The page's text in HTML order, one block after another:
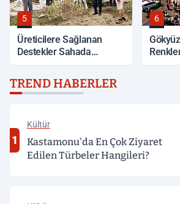
5
Üreticilere Sağlanan
Destekler Sahada
6
TREND HABERLER
1
Kültür
Kastamonu'da En Çok Ziyaret
Edilen Türbeler Hangileri?